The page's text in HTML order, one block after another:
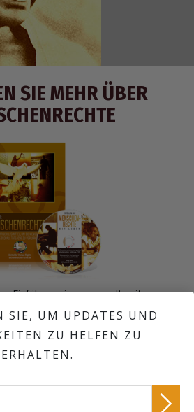
SIE MEHR ÜBER
Einführung in unser weltweites
den preisgekrönten
Geschichte der Menschenrechte ; und
Artikel der Allgemeinen Erklärung der
veranschaulichen.
SIE, UM UPDATES UND
ZU HELFEN ZU
ERHALTEN.